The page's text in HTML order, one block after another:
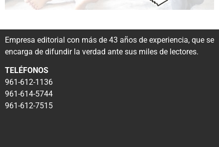
Empresa editorial con más de 43 años de experiencia, que se
encarga de difundir la verdad ante sus miles de lectores.
TELÉFONOS
961-612-1136
961-614-5744
961-612-7515